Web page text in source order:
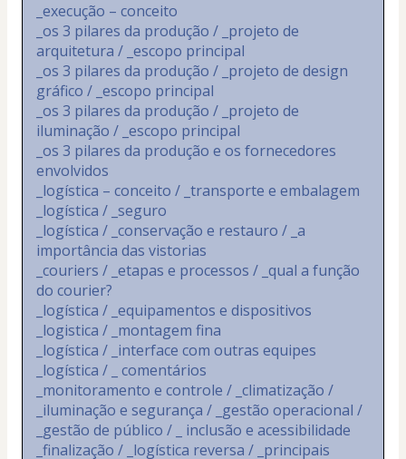
_execução – conceito
_os 3 pilares da produção / _projeto de
arquitetura / _escopo principal
_os 3 pilares da produção / _projeto de design
gráfico / _escopo principal
_os 3 pilares da produção / _projeto de
iluminação / _escopo principal
_os 3 pilares da produção e os fornecedores
envolvidos
_logística – conceito / _transporte e embalagem
_logística / _seguro
_logística / _conservação e restauro / _a
importância das vistorias
_couriers / _etapas e processos / _qual a função
do courier?
_logística / _equipamentos e dispositivos
_logistica / _montagem fina
_logística / _interface com outras equipes
_logística / _ comentários
_monitoramento e controle / _climatização /
_iluminação e segurança / _gestão operacional /
_gestão de público / _ inclusão e acessibilidade
_finalização / _logística reversa / _principais